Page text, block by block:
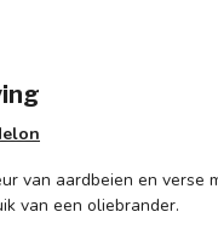
van aardbeien en
van een oliebrander.